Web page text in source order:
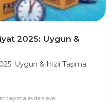
2025: Uygun &
Uygun & Hızlı Taşıma
taşıma evden eve